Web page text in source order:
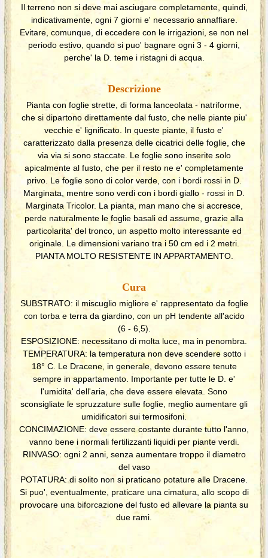
Il terreno non si deve mai asciugare completamente, quindi,
indicativamente, ogni 7 giorni e' necessario annaffiare.
Evitare, comunque, di eccedere con le irrigazioni, se non nel
periodo estivo, quando si puo' bagnare ogni 3 - 4 giorni,
perche' la D. teme i ristagni di acqua.
Descrizione
Pianta con foglie strette, di forma lanceolata - natriforme,
che si dipartono direttamente dal fusto, che nelle piante piu'
vecchie e' lignificato. In queste piante, il fusto e'
caratterizzato dalla presenza delle cicatrici delle foglie, che
via via si sono staccate. Le foglie sono inserite solo
apicalmente al fusto, che per il resto ne e' completamente
privo. Le foglie sono di color verde, con i bordi rossi in D.
Marginata, mentre sono verdi con i bordi giallo - rossi in D.
Marginata Tricolor. La pianta, man mano che si accresce,
perde naturalmente le foglie basali ed assume, grazie alla
particolarita' del tronco, un aspetto molto interessante ed
originale. Le dimensioni variano tra i 50 cm ed i 2 metri.
PIANTA MOLTO RESISTENTE IN APPARTAMENTO.
Cura
SUBSTRATO: il miscuglio migliore e' rappresentato da foglie
con torba e terra da giardino, con un pH tendente all'acido
(6 - 6,5).
ESPOSIZIONE: necessitano di molta luce, ma in penombra.
TEMPERATURA: la temperatura non deve scendere sotto i
18° C. Le Dracene, in generale, devono essere tenute
sempre in appartamento. Importante per tutte le D. e'
l'umidita' dell'aria, che deve essere elevata. Sono
sconsigliate le spruzzature sulle foglie, meglio aumentare gli
umidificatori sui termosifoni.
CONCIMAZIONE: deve essere costante durante tutto l'anno,
vanno bene i normali fertilizzanti liquidi per piante verdi.
RINVASO: ogni 2 anni, senza aumentare troppo il diametro
del vaso
POTATURA: di solito non si praticano potature alle Dracene.
Si puo', eventualmente, praticare una cimatura, allo scopo di
provocare una biforcazione del fusto ed allevare la pianta su
due rami.